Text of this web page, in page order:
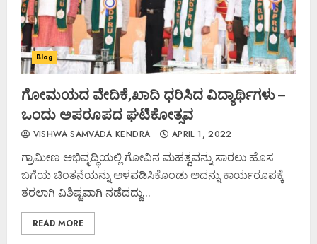
Blog
ಗೋಮಯದ ವೇದಿಕೆ,ಖಾದಿ ಧರಿಸಿದ ವಿದ್ಯಾರ್ಥಿಗಳು –
ಒಂದು ಅಪರೂಪದ ಘಟಿಕೋತ್ಸವ
VISHWA SAMVADA KENDRA APRIL 1, 2022
ಗ್ರಾಮೀಣ ಅಭಿವೃದ್ಧಿಯಲ್ಲಿ ಗೋವಿನ ಮಹತ್ವವನ್ನು ಸಾರಲು ಹೊಸ
ಬಗೆಯ ಚಿಂತನೆಯನ್ನು ಅಳವಡಿಸಿಕೊಂಡು ಅದನ್ನು ಕಾರ್ಯರೂಪಕ್ಕೆ
ತರಲಾಗಿ ವಿಶಿಷ್ಟವಾಗಿ ನಡೆದದ್ದು...
READ MORE